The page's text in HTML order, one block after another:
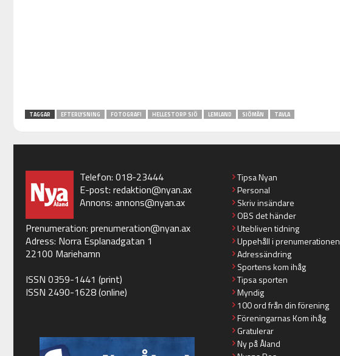
TAGGAR EFTERLYSNING FOTOGRAFI HELLESTORP SJÖ LEMLAND SJÖMÄN TAVLA
Telefon: 018-23444
E-post: redaktion@nyan.ax
Annons: annons@nyan.ax
Prenumeration: prenumeration@nyan.ax
Adress: Norra Esplanadgatan 1
22100 Mariehamn
ISSN 0359-1441 (print)
ISSN 2490-1628 (online)
Tipsa Nyan
Personal
Skriv insändare
OBS det händer
Utebliven tidning
Uppehåll i prenumerationen
Adressändring
Sportens kom ihåg
Tipsa sporten
Myndig
100 ord från din förening
Föreningarnas Kom ihåg
Gratulerar
Ny på Åland